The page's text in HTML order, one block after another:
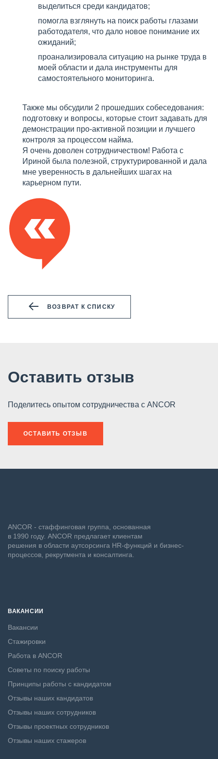
выделиться среди кандидатов;
помогла взглянуть на поиск работы глазами
работодателя, что дало новое понимание их
ожиданий;
проанализировала ситуацию на рынке труда в
моей области и дала инструменты для
самостоятельного мониторинга.
Также мы обсудили 2 прошедших собеседования:
подготовку и вопросы, которые стоит задавать для
демонстрации про-активной позиции и лучшего
контроля за процессом найма.
Я очень доволен сотрудничеством! Работа с
Ириной была полезной, структурированной и дала
мне уверенность в дальнейших шагах на
карьерном пути.
ВОЗВРАТ К СПИСКУ
Оставить отзыв
Поделитесь опытом сотрудничества с ANCOR
ОСТАВИТЬ ОТЗЫВ
ANCOR - стаффинговая группа, основанная
в 1990 году. ANCOR предлагает клиентам
решения в области аутсорсинга HR-функций и бизнес-
процессов, рекрутмента и консалтинга.
ВАКАНСИИ
Вакансии
Стажировки
Работа в ANCOR
Советы по поиску работы
Принципы работы с кандидатом
Отзывы наших кандидатов
Отзывы наших сотрудников
Отзывы проектных сотрудников
Отзывы наших стажеров